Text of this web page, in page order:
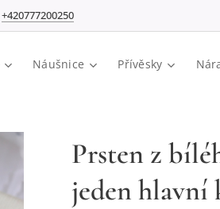
+420777200250
Náušnice Přívěsky
Prsten z
jeden hlavní